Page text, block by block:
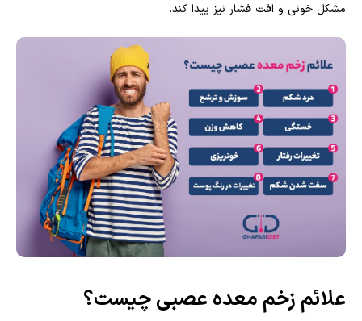
مشکل خونی و افت فشار نیز پیدا کند.
علائم زخم معده عصبی چیست؟